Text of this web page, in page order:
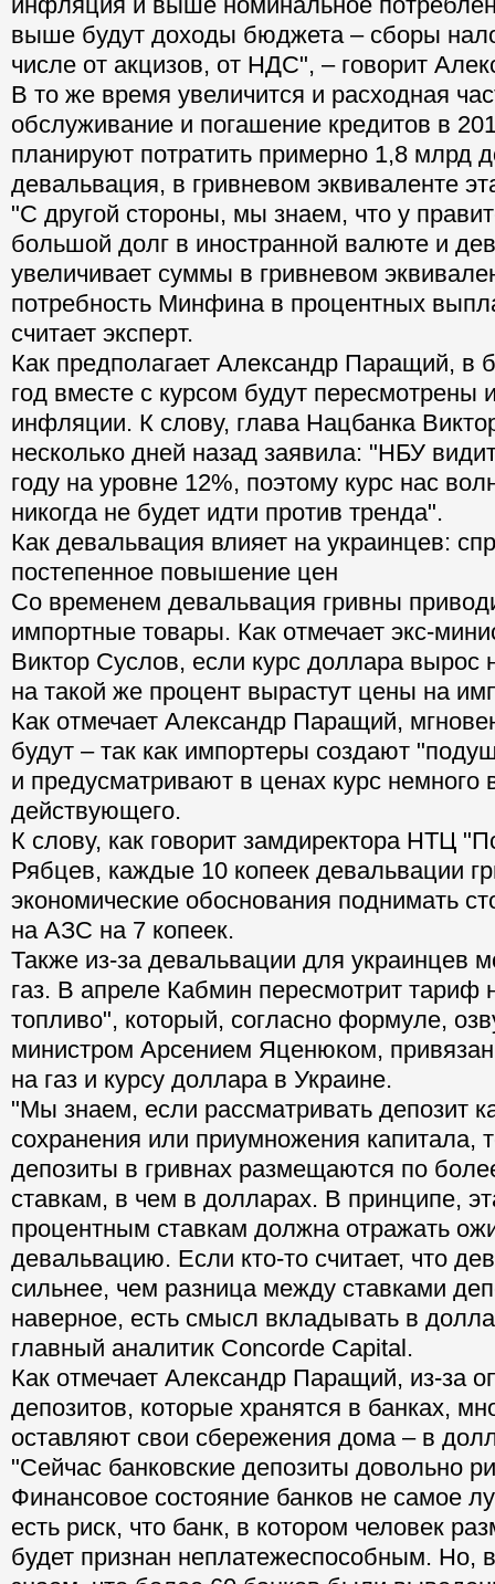
выше будут доходы бюджета – сборы
числе от акцизов, от НДС", – говорит
В то же время увеличится и расходная
обслуживание и погашение кредитов в
планируют потратить примерно 1,8 млрд
девальвация, в гривневом эквиваленте
"С другой стороны, мы знаем, что у
большой долг в иностранной валюте и
увеличивает суммы в гривневом
потребность Минфина в процентных
считает эксперт.
Как предполагает Александр Паращий, в
год вместе с курсом будут пересмотрены
инфляции. К слову, глава Нацбанка
несколько дней назад заявила: "НБУ
году на уровне 12%, поэтому курс нас
никогда не будет идти против тренда".
Как девальвация влияет на украинцев:
постепенное повышение цен
Со временем девальвация гривны
импортные товары. Как отмечает экс-
Виктор Суслов, если курс доллара вырос
на такой же процент вырастут цены на
Как отмечает Александр Паращий,
будут – так как импортеры создают
и предусматривают в ценах курс
действующего.
К слову, как говорит замдиректора НТЦ
Рябцев, каждые 10 копеек девальвации
экономические обоснования поднимать
на АЗС на 7 копеек.
Также из-за девальвации для украинцев
газ. В апреле Кабмин пересмотрит тариф
топливо", который, согласно формуле,
министром Арсением Яценюком,
на газ и курсу доллара в Украине.
"Мы знаем, если рассматривать депозит
сохранения или приумножения капитала,
депозиты в гривнах размещаются по
ставкам, в чем в долларах. В принципе,
процентным ставкам должна отражать
девальвацию. Если кто-то считает, что
сильнее, чем разница между ставками
наверное, есть смысл вкладывать в
главный аналитик Concorde Capital.
Как отмечает Александр Паращий, из-за
депозитов, которые хранятся в банках,
оставляют свои сбережения дома – в
"Сейчас банковские депозиты довольно
Финансовое состояние банков не самое
есть риск, что банк, в котором человек
будет признан неплатежеспособным. Но,